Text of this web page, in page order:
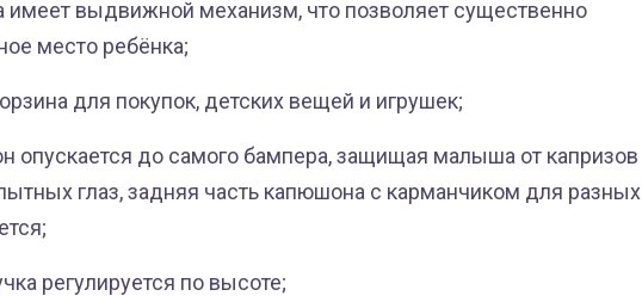
имеет выдвижной механизм, что позволяет существенно
место ребёнка;
для покупок, детских вещей и игрушек;
опускается до самого бампера, защищая малыша от капризов
глаз, задняя часть капюшона с карманчиком для разных
регулируется по высоте;